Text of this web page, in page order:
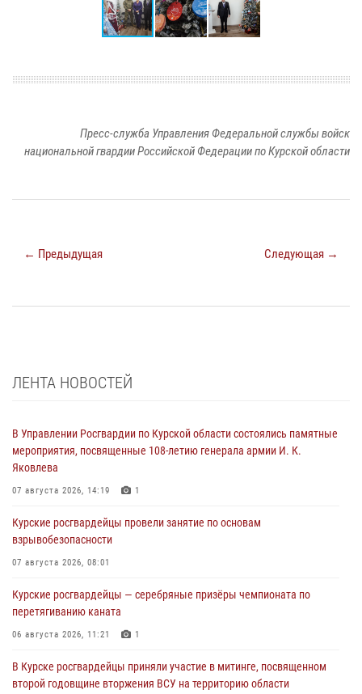
Пресс-служба Управления Федеральной службы войск
национальной гвардии Российской Федерации по Курской области
← Предыдущая Следующая →
ЛЕНТА НОВОСТЕЙ
В Управлении Росгвардии по Курской области состоялись памятные
мероприятия, посвященные 108-летию генерала армии И. К.
Яковлева
07 августа 2026, 14:19 1
Курские росгвардейцы провели занятие по основам
взрывобезопасности
07 августа 2026, 08:01
Курские росгвардейцы — серебряные призёры чемпионата по
перетягиванию каната
06 августа 2026, 11:21 1
В Курске росгвардейцы приняли участие в митинге, посвященном
второй годовщине вторжения ВСУ на территорию области